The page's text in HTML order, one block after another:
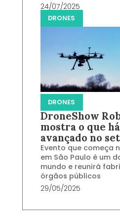
24/07/2025
DRONES
DRONES
DroneShow
mostra o que
avançado no
Evento que começa
em São Paulo é um
mundo e reunirá
órgãos públicos
29/05/2025